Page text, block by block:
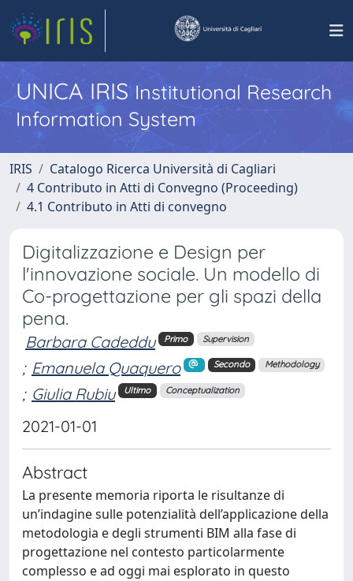
UNICA IRISInstitutional Research
Information System
IRIS
Catalogo Ricerca Università di Cagliari
4 Contributo in Atti di Convegno (Proceeding)
4.1 Contributo in Atti di convegno
Digitalizzazione e Design per
l'innovazione sociale. Un modello di
Co-progettazione per gli spazi della
pena.
Barbara Cadeddu Primo Supervision
; Emanuela Quaquero Secondo Methodology
; Giulia Rubiu Ultimo Conceptualization
2021-01-01
Abstract
La presente memoria riporta le risultanze di
un’indagine sulle potenzialità dell’applicazione della
metodologia e degli strumenti BIM alla fase di
progettazione nel contesto particolarmente
complesso e ad oggi mai esplorato in questo